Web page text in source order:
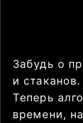
Забудь о
и стаканов.
Теперь
времени,